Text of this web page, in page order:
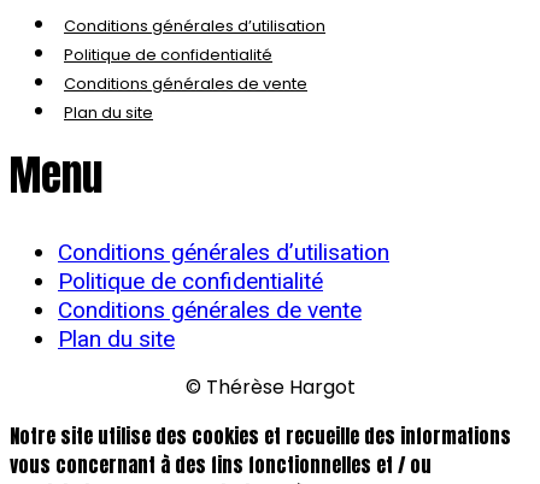
Conditions générales d’utilisation
Politique de confidentialité
Conditions générales de vente
Plan du site
Menu
Conditions générales d’utilisation
Politique de confidentialité
Conditions générales de vente
Plan du site
© Thérèse Hargot
Notre site utilise des cookies et recueille des informations
vous concernant à des fins fonctionnelles et / ou